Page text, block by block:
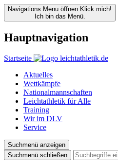
Navigations Menu öffnen Klick mich!
Ich bin das Menü.
Hauptnavigation
Startseite
Aktuelles
Wettkämpfe
Nationalmannschaften
Leichtathletik für Alle
Training
Wir im DLV
Service
Suchmenü anzeigen
Suchmenü schließen